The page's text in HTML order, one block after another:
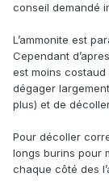
conseil demandé
L’ammonite est
Cependant
est moins costaud
dégager
plus) et de
Pour décoller
longs burins pour
chaque côté des